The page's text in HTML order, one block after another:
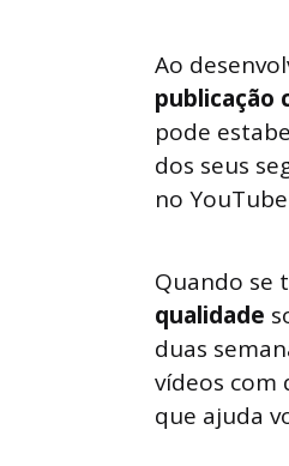
Ao
publicação
pode
dos seus
no
Quando se
qualidade
duas
vídeos com
que ajuda